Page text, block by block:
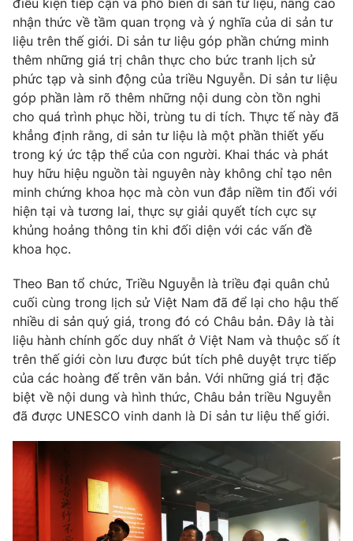
VTV Sức khoẻ Bất động sản
Thị trường 24h Tấm lòng Việt
VTV4 Vươn mình bằng AI
VTV9 VTV8
Liên hệ tòa soạn English
THỜI BÁO VTV
Theo dõi báo trên
Cơ quan chủ quản:
Đài Truyền hình Việt Nam
Cơ quan báo chí:
Thời báo VTV
Giấy phép hoạt động báo in và báo điện tử số 483/GP-BTTTT
cấp ngày 29/12/2023
Tổng Biên tập:Vũ Thanh Thủy
Phó Tổng Biên tập:Nguyễn Thị Mỹ Hạnh, Phạm Quốc Thắng,
điều kiện tiếp cận và phổ biến di sản tư liệu, nâng cao
nhận thức về tầm quan trọng và ý nghĩa của di sản tư
liệu trên thế giới. Di sản tư liệu góp phần chứng minh
thêm những giá trị chân thực cho bức tranh lịch sử
phức tạp và sinh động của triều Nguyễn. Di sản tư liệu
góp phần làm rõ thêm những nội dung còn tồn nghi
cho quá trình phục hồi, trùng tu di tích. Thực tế này đã
khẳng định rằng, di sản tư liệu là một phần thiết yếu
trong ký ức tập thể của con người. Khai thác và phát
huy hữu hiệu nguồn tài nguyên này không chỉ tạo nên
minh chứng khoa học mà còn vun đắp niềm tin đối với
hiện tại và tương lai, thực sự giải quyết tích cực sự
khủng hoảng thông tin khi đối diện với các vấn đề
khoa học.
Theo Ban tổ chức, Triều Nguyễn là triều đại quân chủ
cuối cùng trong lịch sử Việt Nam đã để lại cho hậu thế
nhiều di sản quý giá, trong đó có Châu bản. Đây là tài
liệu hành chính gốc duy nhất ở Việt Nam và thuộc số ít
trên thế giới còn lưu được bút tích phê duyệt trực tiếp
của các hoàng đế trên văn bản. Với những giá trị đặc
biệt về nội dung và hình thức, Châu bản triều Nguyễn
đã được UNESCO vinh danh là Di sản tư liệu thế giới.